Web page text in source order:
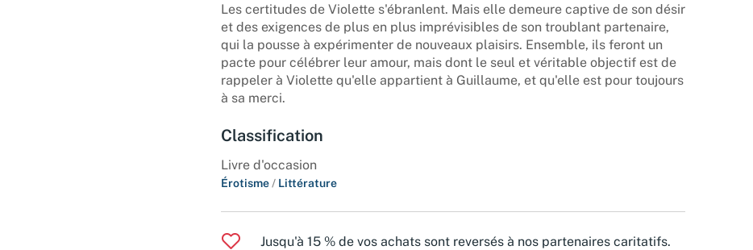
Les certitudes de Violette s'ébranlent. Mais elle demeure captive de son désir
et des exigences de plus en plus imprévisibles de son troublant partenaire,
qui la pousse à expérimenter de nouveaux plaisirs. Ensemble, ils feront un
pacte pour célébrer leur amour, mais dont le seul et véritable objectif est de
rappeler à Violette qu'elle appartient à Guillaume, et qu'elle est pour toujours
à sa merci.
Classification
Livre d'occasion
Érotisme / Littérature
Jusqu'à 15 % de vos achats sont reversés à nos partenaires caritatifs.